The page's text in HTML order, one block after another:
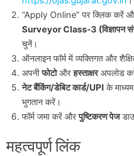
“Apply Online” पर क्लिक करें
Surveyor Class-3 (विज्ञापन
चुनें।
ऑनलाइन फॉर्म में व्यक्तिगत और
अपनीफोटोऔरहस्ताक्षरअपलोड
नेट बैंकिंग/डेबिट कार्ड/UPI के
भुगतान करें।
फॉर्म जमा करें औरपुष्टिकरण पेज
महत्वपूर्ण लिंक